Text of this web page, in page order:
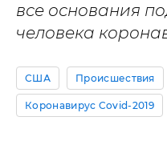
все основания
человека
США Происшествия
Коронавирус Covid-2019